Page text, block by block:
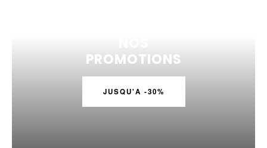
PROMOTIONS
JUSQU'A -30%